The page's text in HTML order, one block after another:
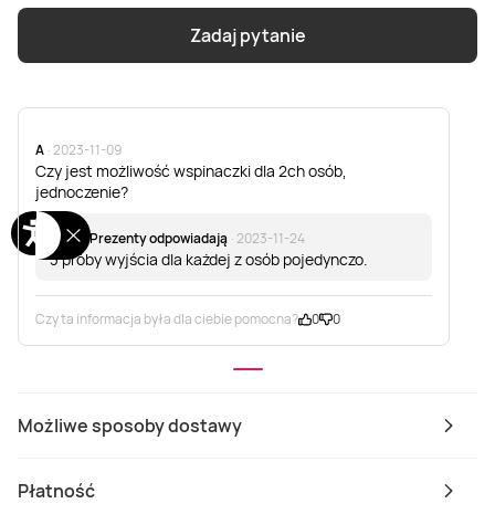
Możliwe sposoby dostawy
Płatność
Zadaj pytanie
A · 2023-11-09
Czy jest możliwość wspinaczki dla 2ch osób,
jednoczenie?
Super Prezenty odpowiadają · 2023-11-24
3 próby wyjścia dla każdej z osób pojedynczo.
Czy ta informacja była dla ciebie pomocna? 0 0